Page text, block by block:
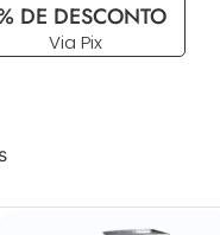
DE DESCONTO
Via Pix